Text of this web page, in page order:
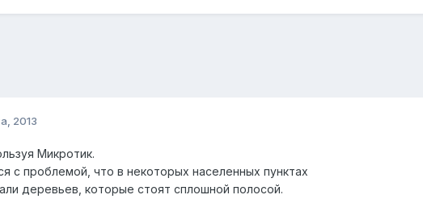
2013
Микротик.
с проблемой, что в некоторых населенных пунктах
деревьев, которые стоят сплошной полосой.